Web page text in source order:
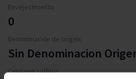
Envejecimiento
0
Denominación de origen
Sin Denominacion
Contiene sulfitos